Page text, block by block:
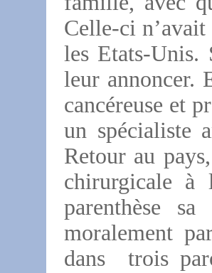
Celle-ci
les Etats-Unis.
leur annoncer.
cancéreuse et
un spécialiste
Retour au
chirurgicale à
parenthèse
moralement
dans trois